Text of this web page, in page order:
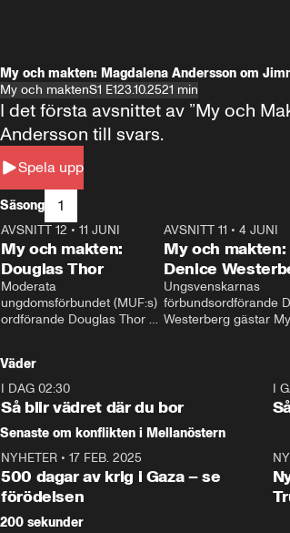
My och makten: Magdalena Andersson om
My och maktenS1 E123.10.2521 min
Spela upp
I det första avsnittet av ”My och
Andersson till svars.
Säsong 1
26:27
AVSNITT 12 • 11 JUNI
My och makten:
Douglas Thor
Moderata
ungdomsförbundet (MUF:s)
ordförande Douglas Thor
tonårsutvisningarna och hur
Moderaterna ska locka
väljare till valet i höst.
AVSNITT 11 •4 JUNI
My och makten:
Denice
Ungsvenskarnas
förbundsordförande
Westerberg gästar
Väder
I DAG 02:30
Så blir vädret där du bor
I
Senaste om konflikten i Mellanöstern
NYHETER • 17 FEB. 2025
500 dagar av krig i Gaza – se
förödelsen
200 sekunder